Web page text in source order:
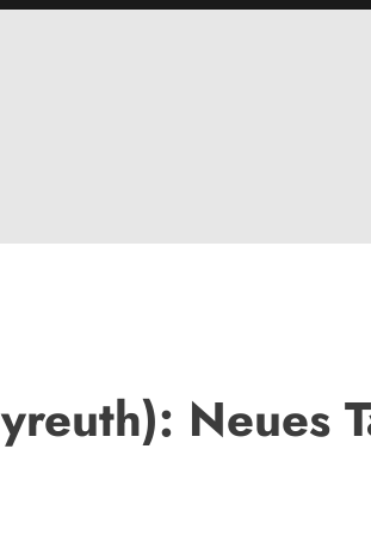
Neues